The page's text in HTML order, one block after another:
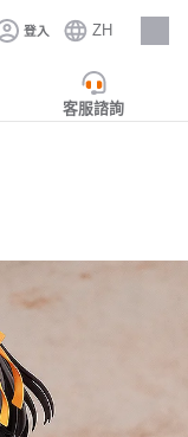
登入 ZH
人才招募
客服諮詢